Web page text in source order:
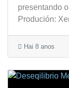
presentando
Produción:
Hai 8 anos